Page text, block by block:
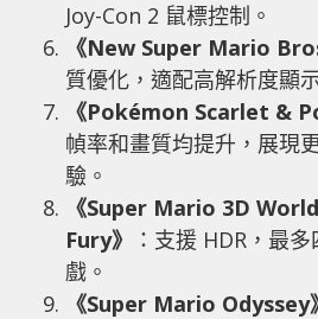
Joy-Con 2 鼠標控制。
《New Super Mario
質優化，適配高解析度顯
《Pokémon Scarlet &
幀率和畫質均提升，展現
驗。
《Super Mario 3D
Fury》
：支援 HDR，最
戲。
《Super Mario Odyssey